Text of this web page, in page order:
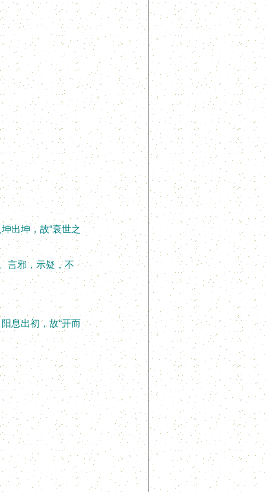
出坤，故“衰世之
言邪，示疑，不
息出初，故“开而